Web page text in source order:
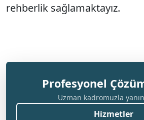
rehberlik sağlamaktayız.
Profesyonel
Uzman kadromuzla
Hizmetler